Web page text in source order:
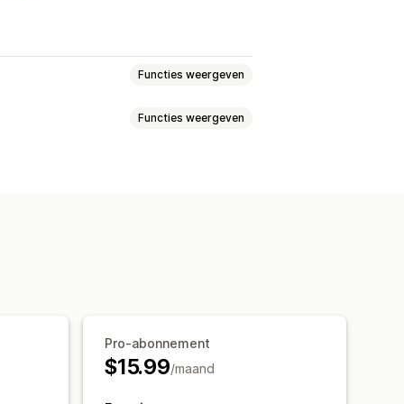
Functies weergeven
Functies weergeven
Pro-abonnement
$15.99/maand